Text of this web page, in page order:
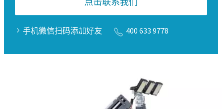
手机微信扫码添加好友 400 633 9778